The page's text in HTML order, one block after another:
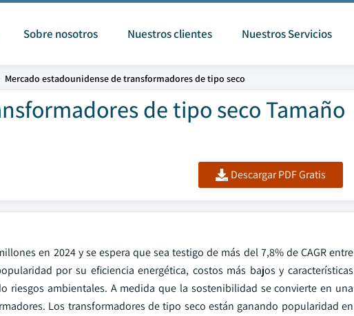
Sobre nosotros Nuestros clientes Nuestros Servicios
Mercado estadounidense de transformadores de tipo seco
de tipo seco Tamaño
Descargar PDF Gratis
en 2024 y se espera que sea testigo de más del 7,8% de CAGR entre
por su eficiencia energética, costos más bajos y características
riesgos ambientales. A medida que la sostenibilidad se convierte en una
Los transformadores de tipo seco están ganando popularidad en